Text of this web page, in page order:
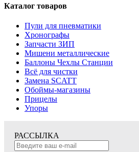
Каталог товаров
Пули для пневматики
Хронографы
Запчасти ЗИП
Мишени металлические
Баллоны Чехлы Станции
Всё для чистки
Замена SCATT
Обоймы-магазины
Прицелы
Упоры
РАССЫЛКА